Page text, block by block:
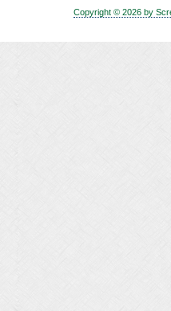
Copyright © 2026 by